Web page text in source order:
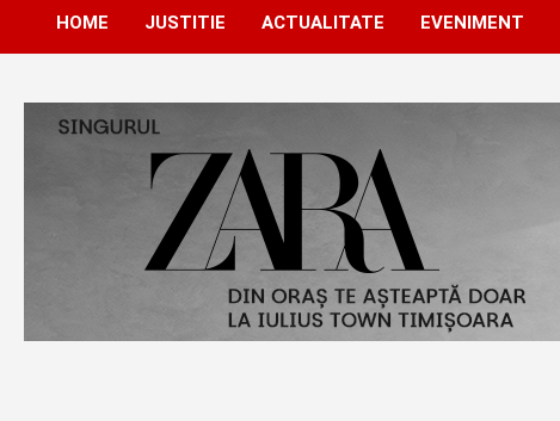
HOME JUSTITIE ACTUALITATE EVENIMENT